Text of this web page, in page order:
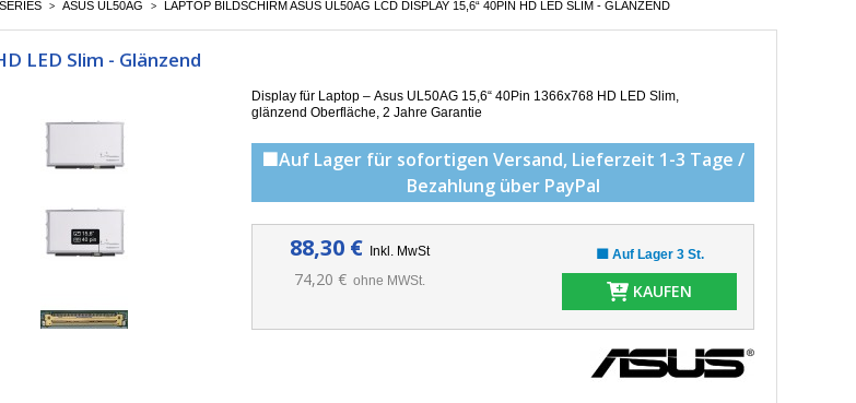
> ASUS UL50AG > LAPTOP BILDSCHIRM ASUS UL50AG LCD DISPLAY 15,6“ 40PIN HD LED SLIM - GLÄNZEND
LED Slim - Glänzend
Display für Laptop – Asus UL50AG 15,6“ 40Pin 1366x768 HD LED Slim,
g länzend Oberfläche, 2 Jahre Garantie
🟩Auf Lager für sofortigen Versand, Lieferzeit 1-3 Tage /
Bezahlung über PayPal
88,30 € Inkl. MwSt
74,20 € ohne MWSt.
🟩 Auf Lager 3 St.
KAUFEN